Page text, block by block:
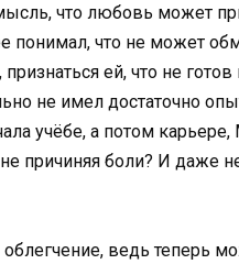
что любовь может
понимал, что не может
признаться ей, что не
не имел достаточно
учёбе, а потом
причиняя боли? И даже
ведь теперь